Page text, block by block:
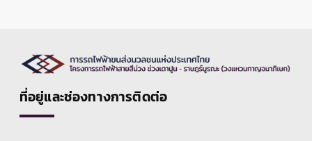
ที่อยู่และช่องทางการติดต่อ